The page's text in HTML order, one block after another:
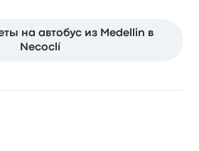
на автобус из Medellin в
Necoclí